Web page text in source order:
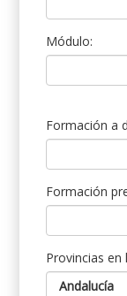
Módulo:
Formación a
Formación
Provincias